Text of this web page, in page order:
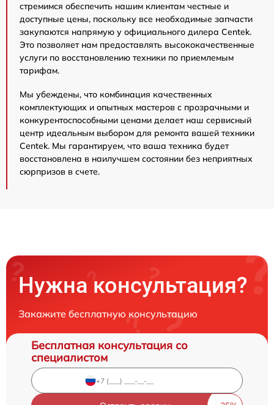
стремимся обеспечить нашим клиентам честные и
доступные цены, поскольку все необходимые запчасти
закупаются напрямую у официального дилера Centek.
Это позволяет нам предоставлять высококачественные
услуги по восстановлению техники по приемлемым
тарифам.
Мы убеждены, что комбинация качественных
комплектующих и опытных мастеров с прозрачными и
конкурентоспособными ценами делает наш сервисный
центр идеальным выбором для ремонта вашей техники
Centek. Мы гарантируем, что ваша техника будет
восстановлена в наилучшем состоянии без неприятных
сюрпризов в счете.
Нужна консультация?
Закажите бесплатную консультацию
Бесплатная консультация со
специалистом